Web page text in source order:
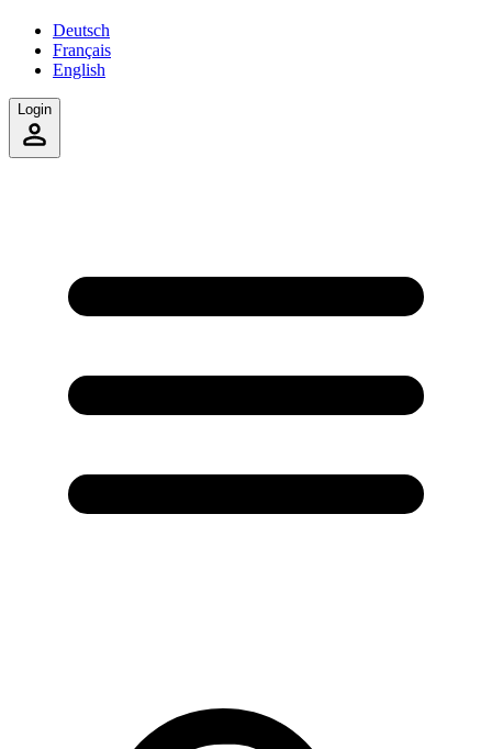
Deutsch
Français
English
Login